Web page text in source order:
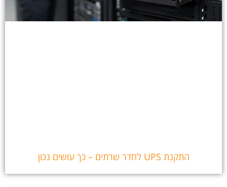
התקנת UPS לחדר שרתים – כך עושים נכון